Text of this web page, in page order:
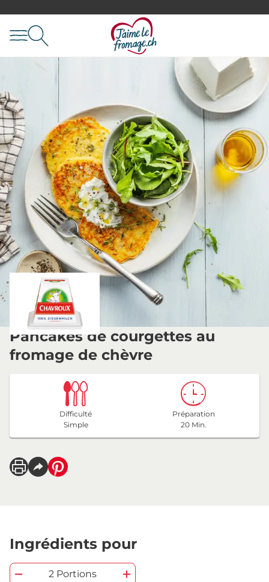
Pancakes de courgettes au
fromage de chèvre
Difficulté
Simple
Préparation
20 Min.
Ingrédients pour
2 Portions